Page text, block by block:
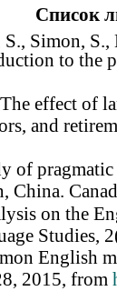
Список
Simon,
to the
effect of
and
of
China.
on the
Studies,
English
2015, from